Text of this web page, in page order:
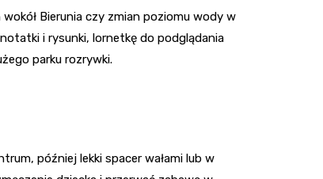
Bierunia czy zmian poziomu wody w
i rysunki, lornetkę do podglądania
parku rozrywki.
później lekki spacer wałami lub w